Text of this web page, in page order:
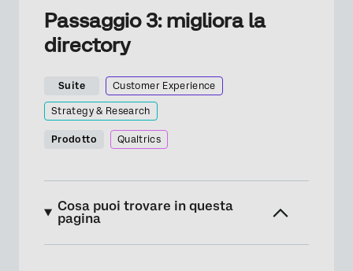
Passaggio 3: migliora la
directory
Suite Customer Experience
Strategy & Research
Prodotto Qualtrics
Cosa puoi trovare in questa
pagina